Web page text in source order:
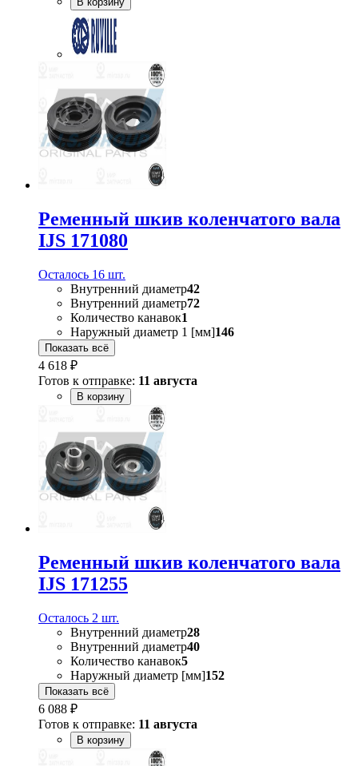
Ременный шкив коленчатого вала
IJS 171080
Осталось 16 шт.
Внутренний диаметр42
Внутренний диаметр72
Количество канавок1
Наружный диаметр 1 [мм]146
Показать всё
4 618 ₽
Готов к отправке: 11 августа
В корзину
Ременный шкив коленчатого вала
IJS 171255
Осталось 2 шт.
Внутренний диаметр28
Внутренний диаметр40
Количество канавок5
Наружный диаметр [мм]152
Показать всё
6 088 ₽
Готов к отправке: 11 августа
В корзину